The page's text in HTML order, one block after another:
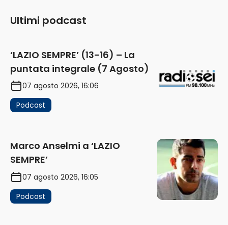
Ultimi podcast
‘LAZIO SEMPRE’ (13-16) – La
puntata integrale (7 Agosto)
07 agosto 2026, 16:06
Podcast
Marco Anselmi a ‘LAZIO
SEMPRE’
07 agosto 2026, 16:05
Podcast